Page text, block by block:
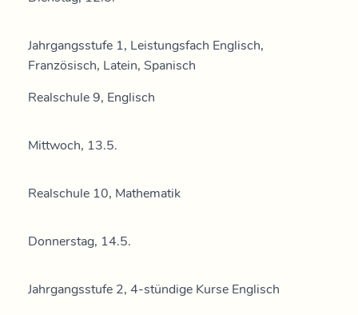
Jahrgangsstufe 1, Leistungsfach Englisch,
Französisch, Latein, Spanisch
Realschule 9, Englisch
Mittwoch, 13.5.
Realschule 10, Mathematik
Donnerstag, 14.5.
Jahrgangsstufe 2, 4-stündige Kurse Englisch